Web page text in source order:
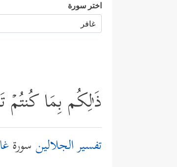
اختر سورة
ذَ ٰ⁠لِكُم بِمَا
تفسير الجلالين سورة